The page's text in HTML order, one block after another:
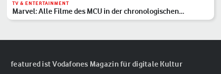
TV & ENTERTAINMENT
Marvel: Alle Filme des MCU in der chronologischen
Reihenfolge
featured ist Vodafones Magazin für digitale Kultur